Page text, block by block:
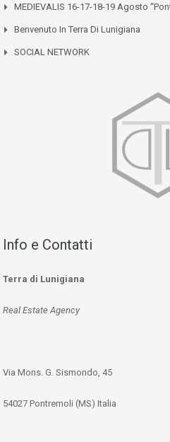
MEDIEVALIS 16-17-18-19 Agosto
Benvenuto In Terra Di Lunigiana
SOCIAL NETWORK
Info e Contatti
Terra di Lunigiana
Real Estate Agency
Via Mons. G. Sismondo, 45
54027 Pontremoli (MS) Italia